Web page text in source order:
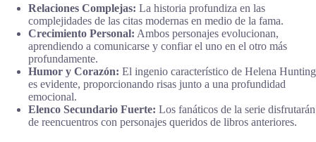
Relaciones Complejas: La historia profundiza en las
complejidades de las citas modernas en medio de la fama.
Crecimiento Personal: Ambos personajes evolucionan,
aprendiendo a comunicarse y confiar el uno en el otro más
profundamente.
Humor y Corazón: El ingenio característico de Helena Hunting
es evidente, proporcionando risas junto a una profundidad
emocional.
Elenco Secundario Fuerte: Los fanáticos de la serie disfrutarán
de reencuentros con personajes queridos de libros anteriores.